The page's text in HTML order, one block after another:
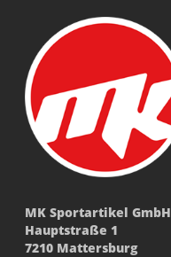
MK Sportartikel GmbH
Hauptstraße 1
7210 Mattersburg